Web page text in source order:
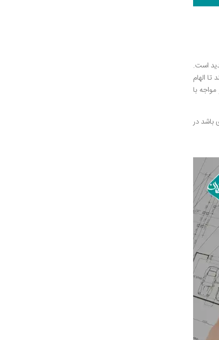
است.
الهام
با
باشد در